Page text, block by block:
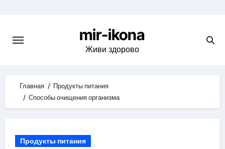
content
mir-ikona
Живи здорово
Главная
Продукты питания
Способы очищения организма
Продукты питания